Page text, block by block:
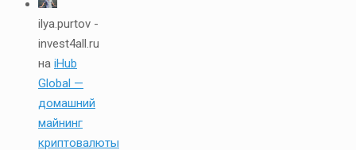
ilya.purtov -
invest4all.ru
на iHub
Global —
домашний
майнинг
криптовалюты